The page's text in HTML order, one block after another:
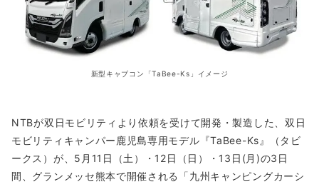
新型キャブコン「TaBee-Ks」イメージ
NTBが双日モビリティより依頼を受けて開発・製造した、双日
モビリティキャンパー鹿児島専用モデル『TaBee-Ks』（タビ
ークス）が、5月11日（土）・12日（日）・13日(月)の3日
間、グランメッセ熊本で開催される「九州キャンピングカーシ